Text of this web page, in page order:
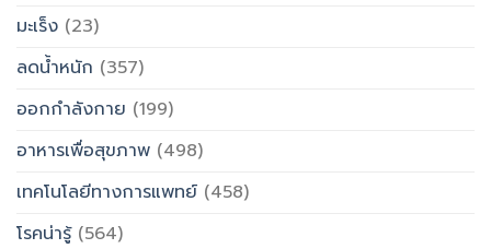
มะเร็ง (23)
ลดน้ำหนัก (357)
ออกกำลังกาย (199)
อาหารเพื่อสุขภาพ (498)
เทคโนโลยีทางการแพทย์ (458)
โรคน่ารู้(564)